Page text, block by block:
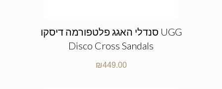
סנדלי האגג פלטפורמה דיסקו UGG
Disco Cross Sandals
₪449.00